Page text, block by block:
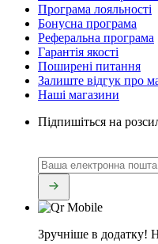
Програма лояльності
Бонусна програма
Реферальна програма
Гарантія якості
Поширені питання
Залиште відгук про
Наші магазини
Підпишіться на
Зручніше в додатку!